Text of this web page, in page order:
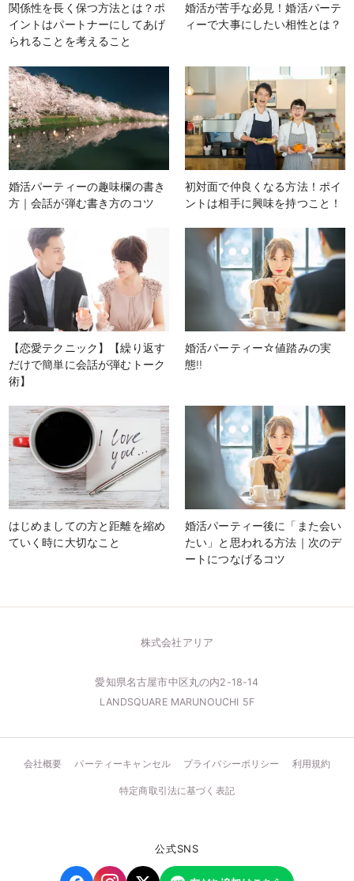
関係性を長く保つ方法とは？ポ
イントはパートナーにしてあげ
られることを考えること
婚活が苦手な必見！婚活パーテ
ィーで大事にしたい相性とは？
婚活パーティーの趣味欄の書き
方｜会話が弾む書き方のコツ
初対面で仲良くなる方法！ポイ
ントは相手に興味を持つこと！
【恋愛テクニック】【繰り返す
だけで簡単に会話が弾むトーク
術】
婚活パーティー☆値踏みの実
態!!
はじめましての方と距離を縮め
ていく時に大切なこと
婚活パーティー後に「また会い
たい」と思われる方法｜次のデ
ートにつなげるコツ
株式会社アリア
愛知県名古屋市中区丸の内2-18-14
LANDSQUARE MARUNOUCHI 5F
会社概要 パーティーキャンセル プライバシーポリシー 利用規約
特定商取引法に基づく表記
公式SNS